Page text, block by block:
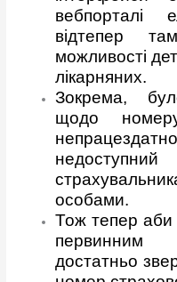
вебпорталі
відтепер
можливості
лікарняних.
Зокрема,
щодо
особами.
Тож тепер аби
достатньо